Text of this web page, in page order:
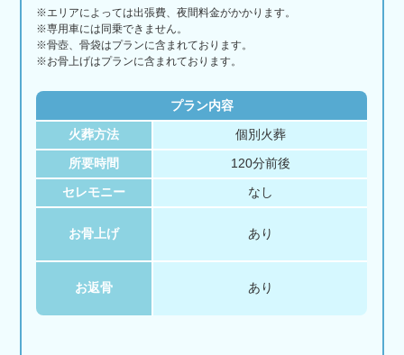
※エリアによっては出張費、夜間料金がかかります。
※専用車には同乗できません。
※骨壺、骨袋はプランに含まれております。
※お骨上げはプランに含まれております。
プラン内容
火葬方法 個別火葬
所要時間 120分前後
セレモニー なし
お骨上げ あり
お返骨 あり